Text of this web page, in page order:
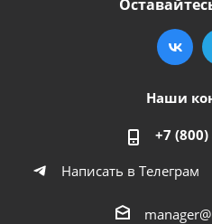
Наши
+7
Написать в Телеграм